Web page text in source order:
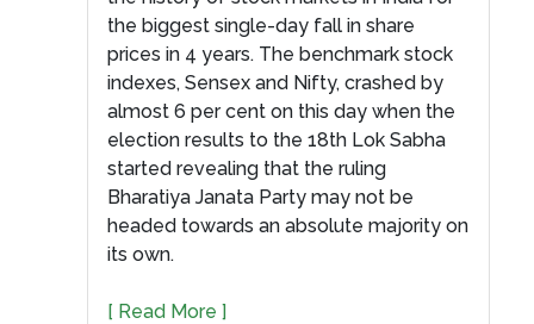
the biggest single-day fall in share
prices in 4 years. The benchmark stock
indexes, Sensex and Nifty, crashed by
almost 6 per cent on this day when the
election results to the 18th Lok Sabha
started revealing that the ruling
Bharatiya Janata Party may not be
headed towards an absolute majority on
its own.
[ Read More ]